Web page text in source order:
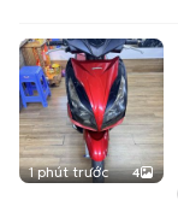
1 phút trước 4